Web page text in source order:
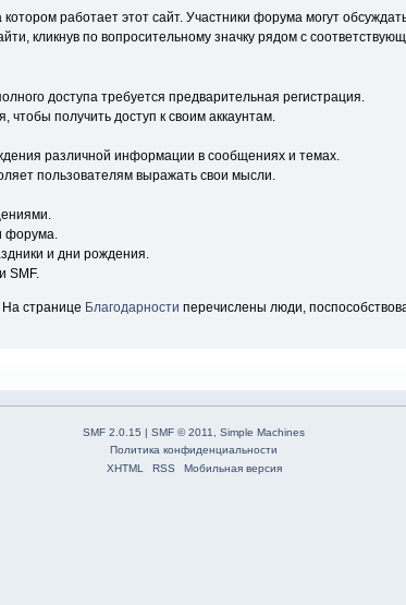
работает этот сайт. Участники форума могут
кликнув по вопросительному значку рядом с
доступа требуется предварительная регистрация.
чтобы получить доступ к своим аккаунтам.
различной информации в сообщениях и темах.
пользователям выражать свои мысли.
форума.
и дни рождения.
SMF.
. На странице Благодарности перечислены люди,
SMF 2.0.15 |SMF © 2011,Simple Machines
Политика конфиденциальности
XHTML
RSS Мобильная версия